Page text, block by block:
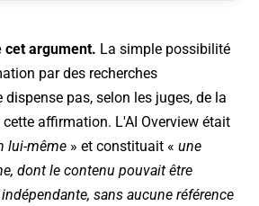
cet argument. La simple possibilité
par des recherches
pas, selon les juges, de la
affirmation. L'AI Overview était
lui-même » et constituait « une
dont le contenu pouvait être
sans aucune référence